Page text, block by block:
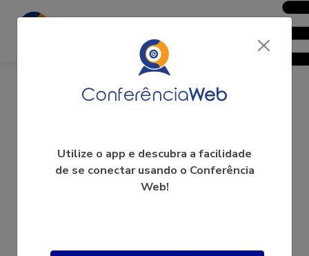
ConferênciaWeb - Treinamentos
A videoconferência ainda não começou.
Utilize o app e descubra a facilidade
de se conectar usando o Conferência
Web!